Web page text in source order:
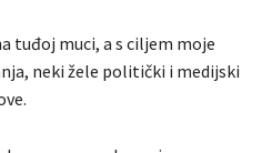
tuđoj muci, a s ciljem moje
neki žele politički i medijski